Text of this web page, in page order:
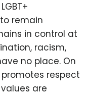
remain
in control at
racism,
no place. On
respect
are